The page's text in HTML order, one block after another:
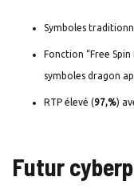
Symboles
Fonction “Free
symboles dragon
RTP élevé (97,%)
Futur